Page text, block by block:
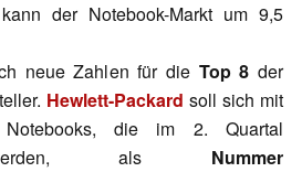
der Notebook-Markt um 9,5
neue Zahlen für die Top 8 der
Hewlett-Packard soll sich mit
die im 2. Quartal
werden, als Nummer